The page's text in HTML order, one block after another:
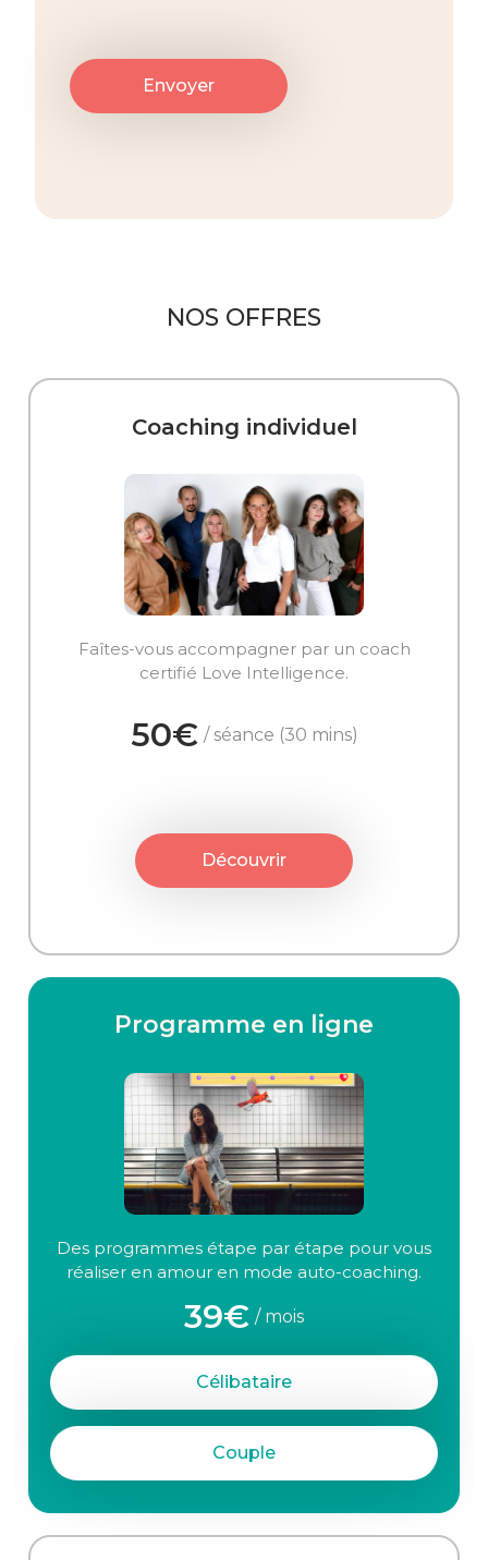
NOS OFFRES
Coaching individuel
Faîtes-vous accompagner par un coach
certifié Love Intelligence.
50€ / séance (30 mins)
Découvrir
Programme en ligne
Des programmes étape par étape pour vous
réaliser en amour en mode auto-coaching.
39€ / mois
Célibataire
Couple